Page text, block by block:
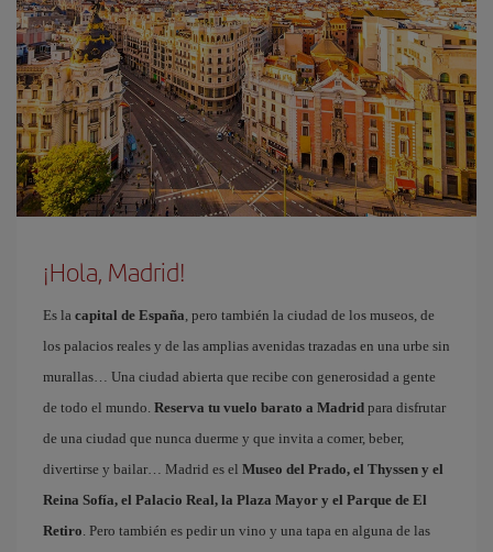
¡Hola, Madrid!
Es la capital de España, pero también la ciudad de los museos, de
los palacios reales y de las amplias avenidas trazadas en una urbe sin
murallas… Una ciudad abierta que recibe con generosidad a gente
de todo el mundo. Reserva tu vuelo barato a Madrid para disfrutar
de una ciudad que nunca duerme y que invita a comer, beber,
divertirse y bailar… Madrid es el Museo del Prado, el Thyssen y el
Reina Sofía, el Palacio Real, la Plaza Mayor y el Parque de El
Retiro. Pero también es pedir un vino y una tapa en alguna de las